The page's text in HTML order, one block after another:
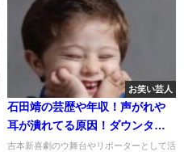
お笑い芸人
石田靖の芸歴や年収！声がれや
耳が潰れてる原因！ダウンタウ
ンとの関係は？
吉本新喜劇のウ舞台やリポーターとして活